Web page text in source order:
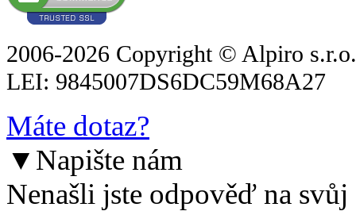
2006-2026 Copyright © Alpiro
LEI: 9845007DS6DC59M68A27
Máte dotaz?
▼ Napište nám
Nenašli jste odpověď na